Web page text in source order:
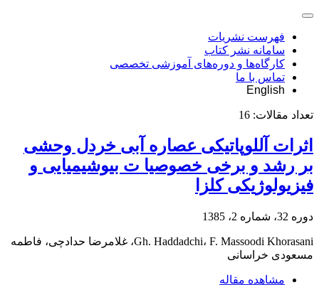
فهرست نشریات
سامانه نشر کتاب
کارگاه‌ها و دوره‌های آموزشی تخصصی
تماس با ما
English
تعداد مقالات: 16
اثرات آللوپاتیکی عصاره آبی خردل وحشی
بر رشد و برخی خصوصیا ت بیوشیمیایی و
فیزیولوژیکی کلزا
دوره 32، شماره 2، 1385
Gh. Haddadchi، F. Massoodi Khorasani، غلامرضا حدادچی، فاطمه
مسعودی خراسانی
مشاهده مقاله